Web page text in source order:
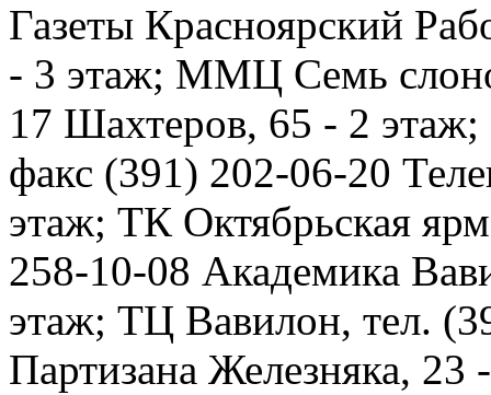
Газеты Красноярский
- 3 этаж; ММЦ Семь
17 Шахтеров, 65 - 2
факс (391) 202-06-20
этаж; ТК Октябрьская
258-10-08 Академика
этаж; ТЦ Вавилон, тел.
Партизана Железняка,